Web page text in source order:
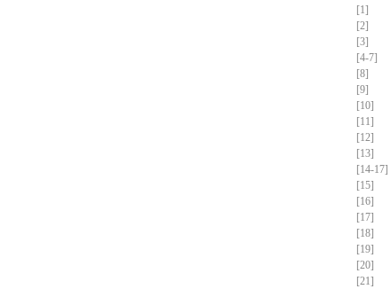
[1]
[2]
[3]
[4-7]
[8]
[9]
[10]
[11]
[12]
[13]
[14-17]
[15]
[16]
[17]
[18]
[19]
[20]
[21]